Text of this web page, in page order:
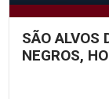
SÃO ALVOS
NEGROS,